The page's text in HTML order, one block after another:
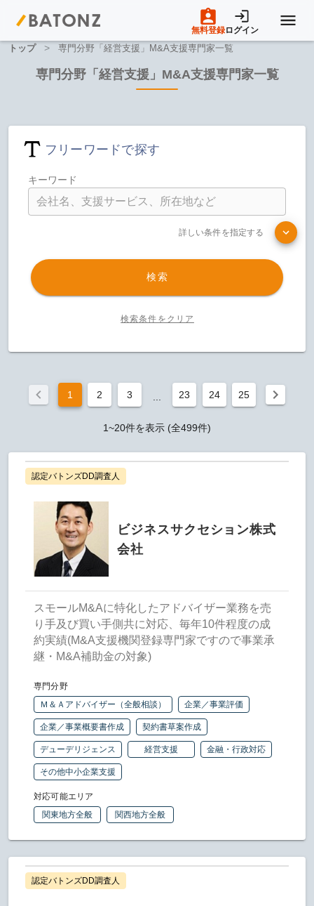
無料登録ログイン
売りたい方へ
買いたい方へ
M&A専門家の方へ
トップ > 専門分野「経営支援」M&A支援専門家一覧
専門分野「経営支援」M&A支援専門家一覧
フリーワードで探す
キーワード
詳しい条件を指定する
検索
検索条件をクリア
1 2 3 23 24 25
1~20件を表示 (全499件)
認定バトンズDD調査人
ビジネスサクセション株式
会社
スモールM&Aに特化したアドバイザー業務を売
り手及び買い手側共に対応、毎年10件程度の成
約実績(M&A支援機関登録専門家ですので事業承
継・M&A補助金の対象)
専門分野
Ｍ＆Ａアドバイザー（全般相談）
企業／事業評価
企業／事業概要書作成 契約書草案作成
デューデリジェンス 経営支援 金融・行政対応
その他中小企業支援
対応可能エリア
関東地方全般
関西地方全般
認定バトンズDD調査人